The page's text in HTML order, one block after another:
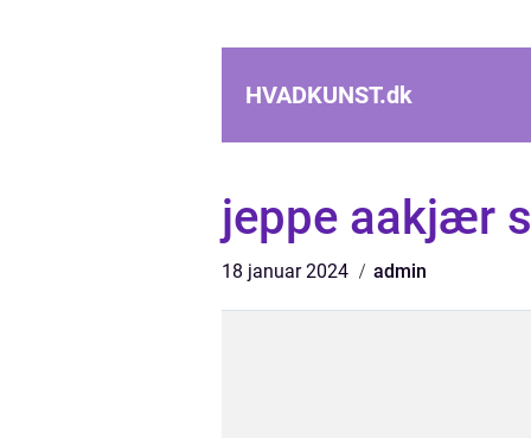
HVADKUNST.dk
jeppe aakjær
18 januar 2024 admin